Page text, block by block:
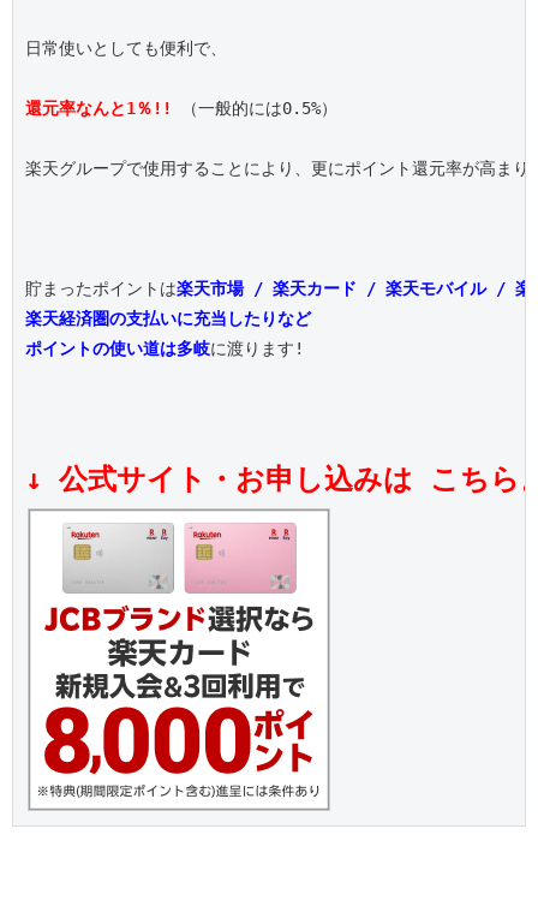
日常使いとしても便利で、
還元率なんと1％!! （一般的には0.5%）
楽天グループで使用することにより、更にポイント還元率が高まり
貯まったポイントは楽天市場 / 楽天カード / 楽天モバイル / 楽
楽天経済圏の支払いに充当したりなど
ポイントの使い道は多岐に渡ります!
↓ 公式サイト・お申し込みは こちら